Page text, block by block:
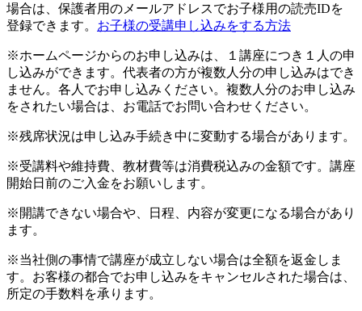
場合は、保護者用のメールアドレスでお子様用の読売IDを
登録できます。 お子様の受講申し込みをする方法
※ホームページからのお申し込みは、１講座につき１人の申
し込みができます。代表者の方が複数人分の申し込みはでき
ません。各人でお申し込みください。複数人分のお申し込み
をされたい場合は、お電話でお問い合わせください。
※残席状況は申し込み手続き中に変動する場合があります。
※受講料や維持費、教材費等は消費税込みの金額です。講座
開始日前のご入金をお願いします。
※開講できない場合や、日程、内容が変更になる場合があり
ます。
※当社側の事情で講座が成立しない場合は全額を返金しま
す。お客様の都合でお申し込みをキャンセルされた場合は、
所定の手数料を承ります。